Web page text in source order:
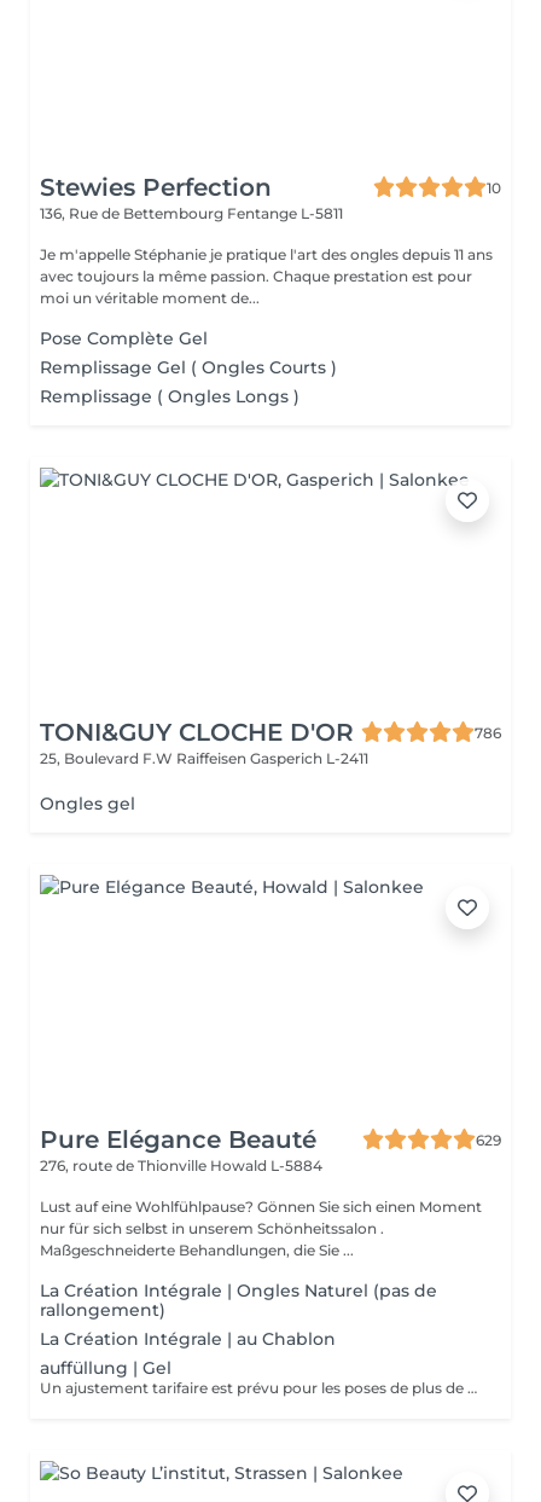
Stewies Perfection
10
136, Rue de Bettembourg Fentange L-5811
Je m'appelle Stéphanie je pratique l'art des ongles depuis 11 ans
avec toujours la même passion. Chaque prestation est pour
moi un véritable moment de...
Pose Complète Gel
Remplissage Gel ( Ongles Courts )
Remplissage ( Ongles Longs )
TONI&GUY CLOCHE D'OR
786
25, Boulevard F.W Raiffeisen Gasperich L-2411
Ongles gel
Pure Elégance Beauté
629
276, route de Thionville Howald L-5884
Lust auf eine Wohlfühlpause? Gönnen Sie sich einen Moment
nur für sich selbst in unserem Schönheitssalon .
Maßgeschneiderte Behandlungen, die Sie ...
La Création Intégrale | Ongles Naturel (pas de
rallongement)
La Création Intégrale | au Chablon
auffüllung | Gel
Un ajustement tarifaire est prévu pour les poses de plus de 4 semaines nécessitant un travail de restructuration .